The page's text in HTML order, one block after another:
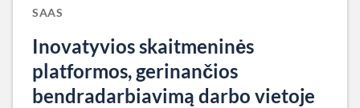
SAAS
Inovatyvios skaitmeninės
platformos, gerinančios
bendradarbiavimą darbo vietoje